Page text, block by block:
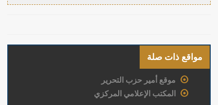
مواقع ذات صلة
موقع أمير حزب التحرير
المكتب الإعلامي المركزي